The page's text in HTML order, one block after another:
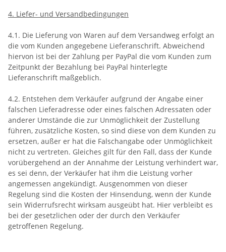
4. Liefer- und Versandbedingungen
4.1. Die Lieferung von Waren auf dem Versandweg erfolgt an
die vom Kunden angegebene Lieferanschrift. Abweichend
hiervon ist bei der Zahlung per PayPal die vom Kunden zum
Zeitpunkt der Bezahlung bei PayPal hinterlegte
Lieferanschrift maßgeblich.
4.2. Entstehen dem Verkäufer aufgrund der Angabe einer
falschen Lieferadresse oder eines falschen Adressaten oder
anderer Umstände die zur Unmöglichkeit der Zustellung
führen, zusätzliche Kosten, so sind diese von dem Kunden zu
ersetzen, außer er hat die Falschangabe oder Unmöglichkeit
nicht zu vertreten. Gleiches gilt für den Fall, dass der Kunde
vorübergehend an der Annahme der Leistung verhindert war,
es sei denn, der Verkäufer hat ihm die Leistung vorher
angemessen angekündigt. Ausgenommen von dieser
Regelung sind die Kosten der Hinsendung, wenn der Kunde
sein Widerrufsrecht wirksam ausgeübt hat. Hier verbleibt es
bei der gesetzlichen oder der durch den Verkäufer
getroffenen Regelung.